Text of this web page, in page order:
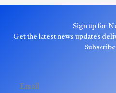
Sign up for
Get the latest news updates
Email